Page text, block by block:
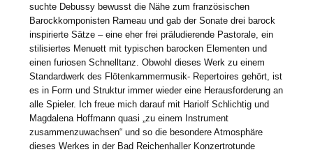
suchte Debussy bewusst die Nähe zum französischen
Barockkomponisten Rameau und gab der Sonate drei barock
inspirierte Sätze – eine eher frei präludierende Pastorale, ein
stilisiertes Menuett mit typischen barocken Elementen und
einen furiosen Schnelltanz. Obwohl dieses Werk zu einem
Standardwerk des Flötenkammermusik- Repertoires gehört, ist
es in Form und Struktur immer wieder eine Herausforderung an
alle Spieler. Ich freue mich darauf mit Hariolf Schlichtig und
Magdalena Hoffmann quasi „zu einem Instrument
zusammenzuwachsen“ und so die besondere Atmosphäre
dieses Werkes in der Bad Reichenhaller Konzertrotunde